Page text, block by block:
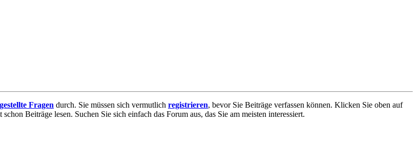
Fragen durch. Sie müssen sich vermutlich registrieren, bevor Sie Beiträge verfassen können. Klicken Sie oben auf
Beiträge lesen. Suchen Sie sich einfach das Forum aus, das Sie am meisten interessiert.